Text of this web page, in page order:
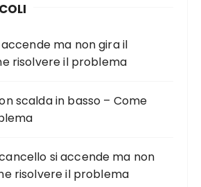
ma non gira il
risolvere il problema
scalda in basso – Come
si accende ma non
risolvere il problema